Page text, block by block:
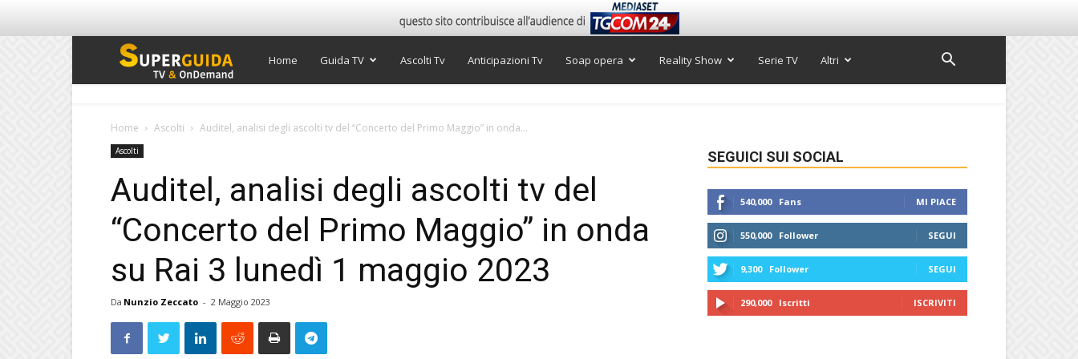
Super
Home Guida TV Ascolti Tv Anticipazioni Tv Soap opera Reality Show Serie TV Altri
Home Ascolti Auditel, analisi degli ascolti tv del “Concerto del Primo Maggio” in onda...
Ascolti
Auditel, analisi degli ascolti tv del
“Concerto del Primo Maggio” in onda
su Rai 3 lunedì 1 maggio 2023
Da Nunzio Zeccato - 2 Maggio 2023
SEGUICI SUI SOCIAL
540,000 Fans MI PIACE
550,000 Follower SEGUI
9,300 Follower SEGUI
290,000 Iscritti ISCRIVITI